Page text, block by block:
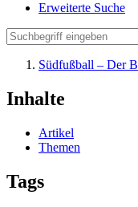
Erweiterte Suche
Südfußball – Der
Inhalte
Artikel
Themen
Tags